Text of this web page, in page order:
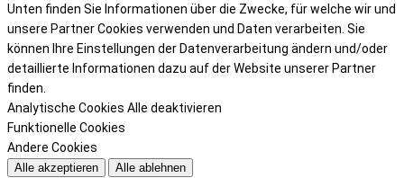
Unten finden Sie Informationen über die Zwecke, für welche wir und
unsere Partner Cookies verwenden und Daten verarbeiten. Sie
können Ihre Einstellungen der Datenverarbeitung ändern und/oder
detaillierte Informationen dazu auf der Website unserer Partner
finden.
Analytische Cookies Alle deaktivieren
Funktionelle Cookies
Andere Cookies
Alle akzeptieren Alle ablehnen